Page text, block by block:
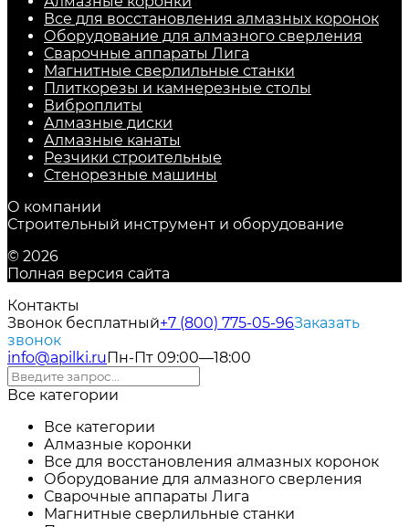
Все для восстановления алмазных коронок
Оборудование для алмазного сверления
Сварочные аппараты Лига
Магнитные сверлильные станки
Плиткорезы и камнерезные столы
Виброплиты
Алмазные диски
Алмазные канаты
Резчики строительные
Стенорезные машины
О компании
Строительный инструмент и оборудование
© 2026
Полная версия сайта
Контакты
Звонок бесплатный+7 (800) 775-05-96Заказать
звонок
info@apilki.ruПн-Пт 09:00—18:00
Все категории
Все категории
Алмазные коронки
Все для восстановления алмазных коронок
Оборудование для алмазного сверления
Сварочные аппараты Лига
Магнитные сверлильные станки